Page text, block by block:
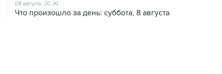
08 августа, 20:30
Что произошло за день: суббота, 8 августа